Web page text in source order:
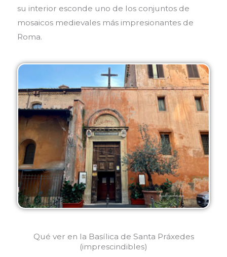
su interior esconde uno de los conjuntos de
mosaicos medievales más impresionantes de
Roma.
Qué ver en la Basílica de Santa Práxedes
(imprescindibles)